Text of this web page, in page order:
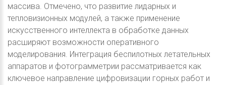
массива. Отмечено, что развитие лидарных и
тепловизионных модулей, а также применение
искусственного интеллекта в обработке данных
расширяют возможности оперативного
моделирования. Интеграция беспилотных летательных
аппаратов и фотограмметрии рассматривается как
ключевое направление цифровизации горных работ и